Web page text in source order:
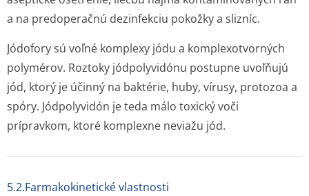
a na predoperačnú dezinfekciu pokožky a slizníc.
Jódofory sú voľné komplexy jódu a komplexotvorných
polymérov. Roztoky jódpolyvidónu postupne uvoľňujú
jód, ktorý je účinný na baktérie, huby, vírusy, protozoa a
spóry. Jódpolyvidón je teda málo toxický voči
prípravkom, ktoré komplexne neviažu jód.
5.2.Farmakokinetické vlastnosti